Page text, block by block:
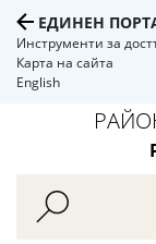
ЕДИНЕН
Инструменти за
Карта на сайта
English